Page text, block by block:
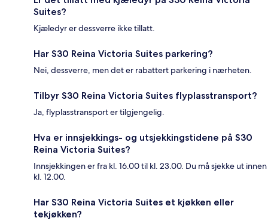
Suites?
Kjæledyr er dessverre ikke tillatt.
Har S30 Reina Victoria Suites parkering?
Nei, dessverre, men det er rabattert parkering i nærheten.
Tilbyr S30 Reina Victoria Suites flyplasstransport?
Ja, flyplasstransport er tilgjengelig.
Hva er innsjekkings- og utsjekkingstidene på S30
Reina Victoria Suites?
Innsjekkingen er fra kl. 16.00 til kl. 23.00. Du må sjekke ut innen
kl. 12.00.
Har S30 Reina Victoria Suites et kjøkken eller
tekjøkken?